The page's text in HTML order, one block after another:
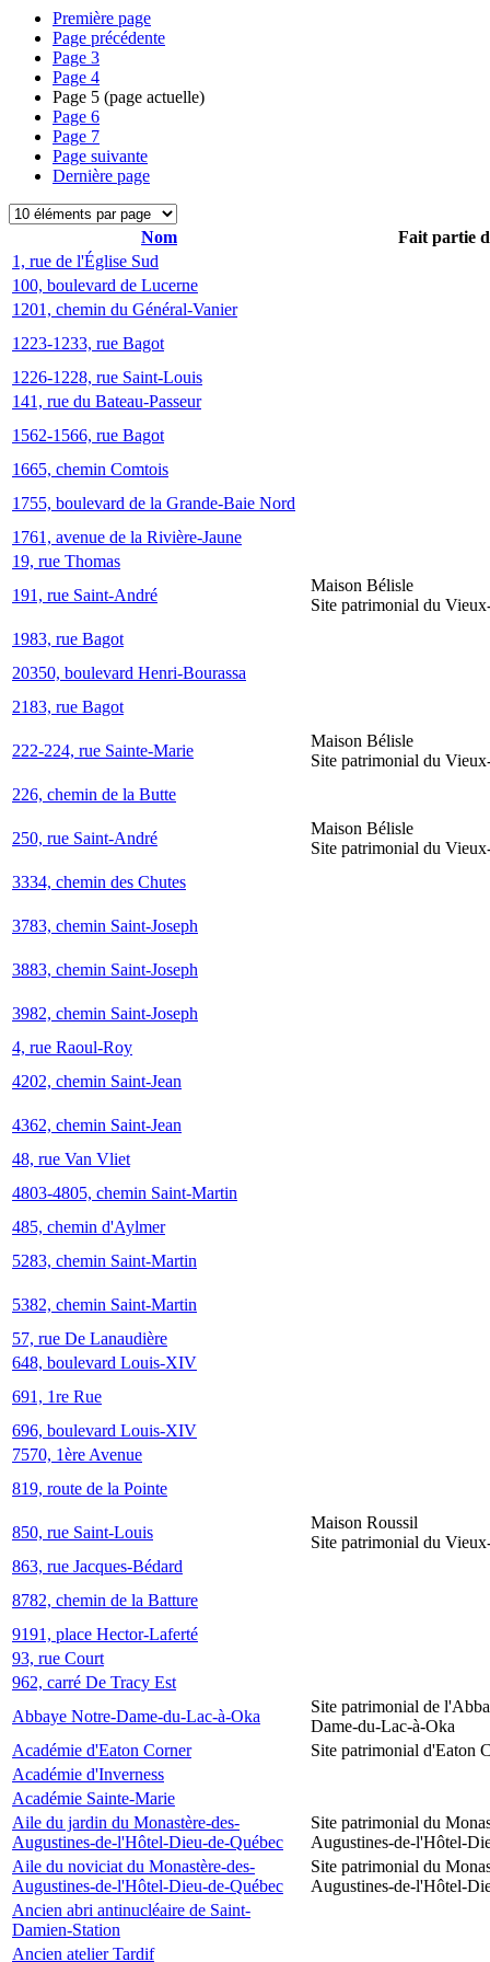
Première page
Page précédente
Page 3
Page 4
Page 5 (page actuelle)
Page 6
Page 7
Page suivante
Dernière page
Nom
Fait partie
1, rue de l'Église Sud
100, boulevard de Lucerne
1201, chemin du Général-Vanier
1223-1233, rue Bagot
1226-1228, rue Saint-Louis
141, rue du Bateau-Passeur
1562-1566, rue Bagot
1665, chemin Comtois
1755, boulevard de la Grande-Baie Nord
1761, avenue de la Rivière-Jaune
19, rue Thomas
191, rue Saint-André
Maison Bélisle
Site patrimonial du
1983, rue Bagot
20350, boulevard Henri-Bourassa
2183, rue Bagot
222-224, rue Sainte-Marie
Maison Bélisle
Site patrimonial du
226, chemin de la Butte
250, rue Saint-André
Maison Bélisle
Site patrimonial du
3334, chemin des Chutes
3783, chemin Saint-Joseph
3883, chemin Saint-Joseph
3982, chemin Saint-Joseph
4, rue Raoul-Roy
4202, chemin Saint-Jean
4362, chemin Saint-Jean
48, rue Van Vliet
4803-4805, chemin Saint-Martin
485, chemin d'Aylmer
5283, chemin Saint-Martin
5382, chemin Saint-Martin
57, rue De Lanaudière
648, boulevard Louis-XIV
691, 1re Rue
696, boulevard Louis-XIV
7570, 1ère Avenue
819, route de la Pointe
850, rue Saint-Louis
Maison Roussil
Site patrimonial du
863, rue Jacques-Bédard
8782, chemin de la Batture
9191, place Hector-Laferté
93, rue Court
962, carré De Tracy Est
Abbaye Notre-Dame-du-Lac-à-Oka
Site patrimonial de
Dame-du-Lac-à-Oka
Académie d'Eaton Corner
Site patrimonial d'Eaton
Académie d'Inverness
Académie Sainte-Marie
Aile du jardin du Monastère-des-
Augustines-de-l'Hôtel-Dieu-de-Québec
Site patrimonial du
Augustines-de-l'Hôtel-
Aile du noviciat du Monastère-des-
Augustines-de-l'Hôtel-Dieu-de-Québec
Site patrimonial du
Augustines-de-l'Hôtel-
Ancien abri antinucléaire de Saint-
Damien-Station
Ancien atelier Tardif